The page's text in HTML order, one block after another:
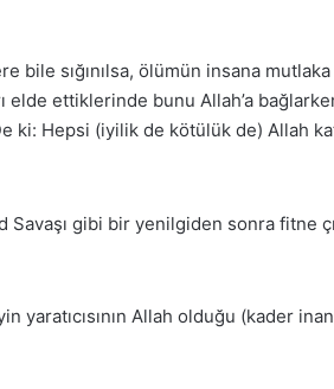
sığınılsa, ölümün insana mutlaka
ettiklerinde bunu Allah’a
ki: Hepsi (iyilik de kötülük de) Allah
gibi bir yenilgiden sonra fitne
yaratıcısının Allah olduğu (kader